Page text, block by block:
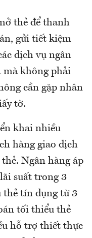
thẻ để thanh
gửi tiết kiệm
dịch vụ ngân
mà không phải
cần gặp nhân
tờ.
khai nhiều
hàng giao dịch
Ngân hàng áp
suất trong 3
thẻ tín dụng từ 3
tối thiểu thẻ
hỗ trợ thiết thực